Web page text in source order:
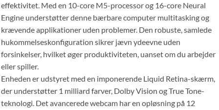
effektivitet. Med en 10-core M5-processor og 16-core Neural
Engine understøtter denne bærbare computer multitasking og
krævende applikationer uden problemer. Den robuste, samlede
hukommelseskonfiguration sikrer jævn ydeevne uden
forsinkelser, hvilket øger produktiviteten, uanset om du arbejder
eller spiller.
Enheden er udstyret med en imponerende Liquid Retina-skærm,
der understøtter 1 milliard farver, Dolby Vision og True Tone-
teknologi. Det avancerede webcam har en opløsning på 12